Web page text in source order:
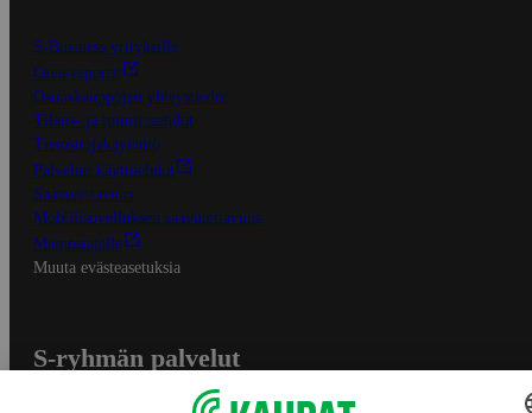
S-Business yrityksille
Oiva-raportit
Osuuskauppojen yhteystiedot
Tilaus- ja toimitusehdot
Tietosuojakäytäntö
Palvelun käyttöehdot
Saavutettavuus
Mobiilisovelluksen saavutettavuus
Mainostajalle
Muuta evästeasetuksia
S-ryhmän palvelut